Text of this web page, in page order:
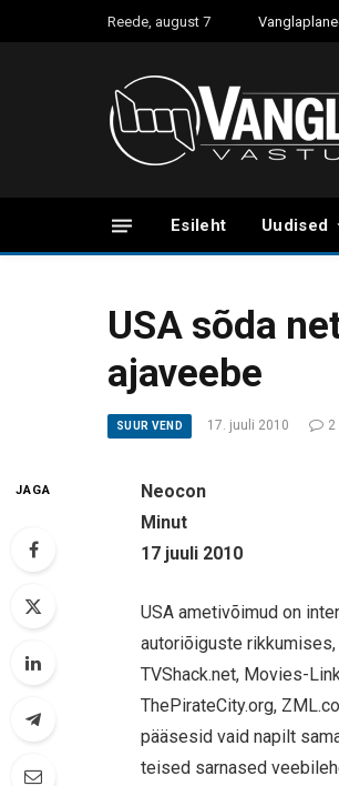
Reede, august 7
Esileht Uudised
USA sõda
ajaveebe
SUUR VEND 17. juuli 2010 2
JAGA
Neocon
Minut
17 juuli 2010
USA ametivõimud on
autoriõiguste
TVShack.net, Movies-
ThePirateCity.org,
pääsesid vaid napilt
teised sarnased